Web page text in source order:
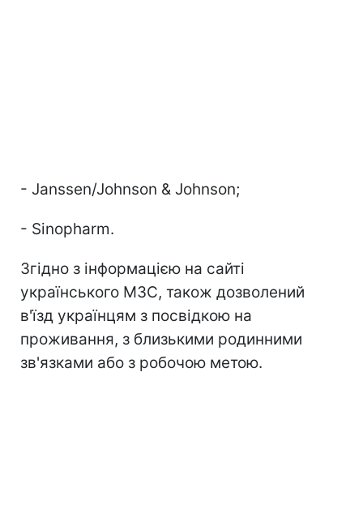
- Janssen/Johnson & Johnson;
- Sinopharm.
Згідно з інформацією на сайті
українського МЗС, також дозволений
в'їзд українцям з посвідкою на
проживання, з близькими родинними
зв'язками або з робочою метою.